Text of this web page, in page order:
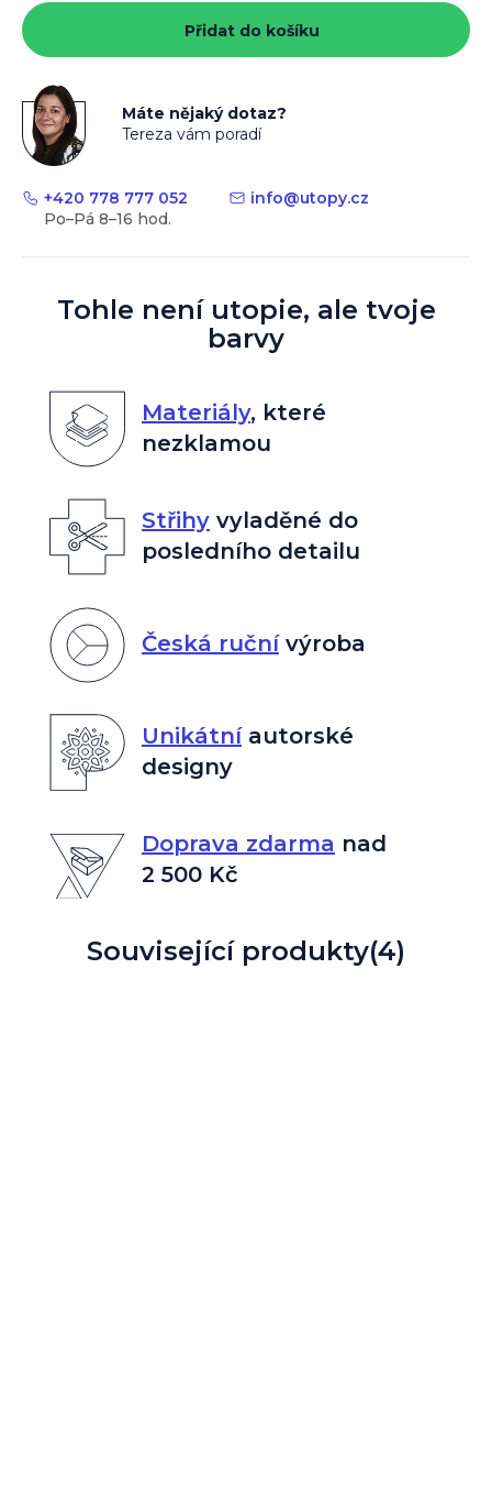
cena:
Přidat do košíku
Máte nějaký dotaz?
Tereza vám poradí
+420 778 777 052 info@utopy.cz
Tohle není utopie, ale tvoje
barvy
Materiály, které
nezklamou
Střihyvyladěné do
posledního detailu
Česká ručnívýroba
Unikátníautorské
designy
Doprava zdarma nad
2 500 Kč
Související produkty(4)